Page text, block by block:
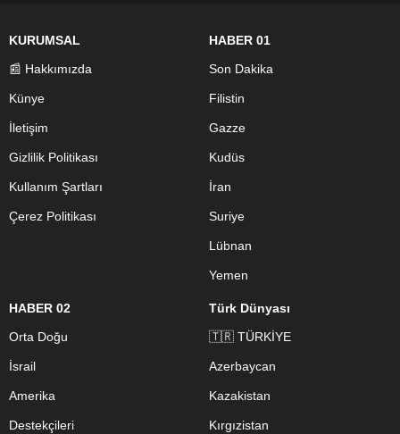
KURUMSAL
📰 Hakkımızda
Künye
İletişim
Gizlilik Politikası
Kullanım Şartları
Çerez Politikası
HABER 01
Son Dakika
Filistin
Gazze
Kudüs
İran
Suriye
Lübnan
Yemen
HABER 02
Orta Doğu
İsrail
Amerika
Destekçileri
Türk Dünyası
🇹🇷 TÜRKİYE
Azerbaycan
Kazakistan
Kırgızistan